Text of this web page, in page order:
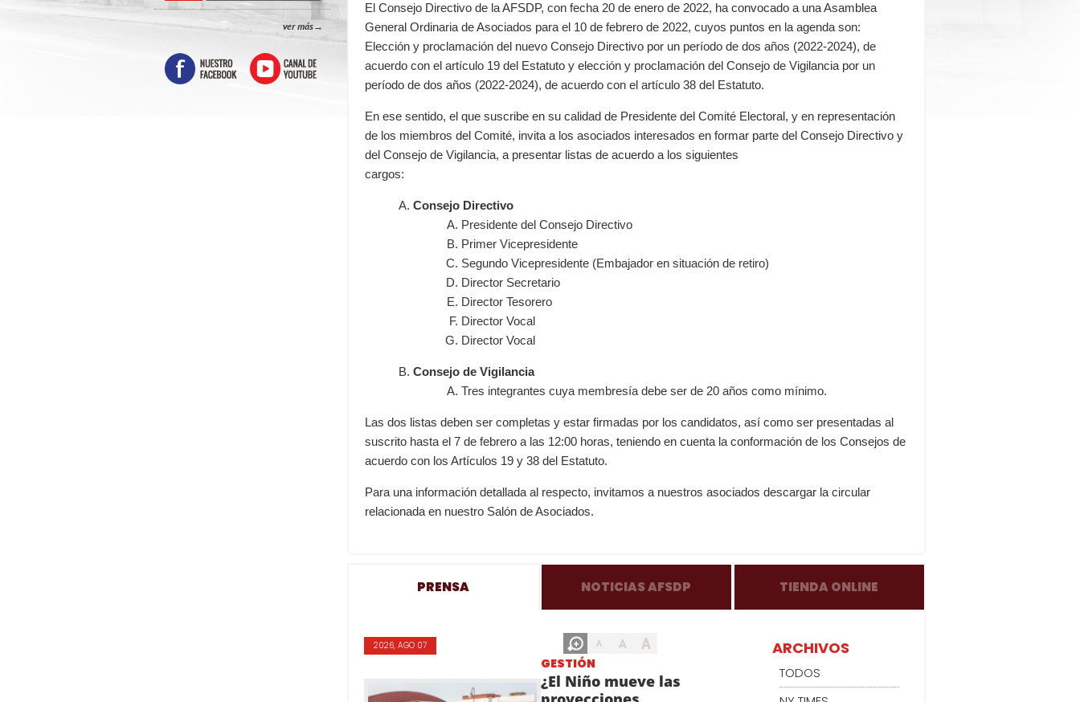
ver más
El Consejo Directivo de la AFSDP, con fecha 20 de enero de 2022, ha convocado a una Asamblea
General Ordinaria de Asociados para el 10 de febrero de 2022, cuyos puntos en la agenda son:
Elección y proclamación del nuevo Consejo Directivo por un período de dos años (2022-2024), de
acuerdo con el artículo 19 del Estatuto y elección y proclamación del Consejo de Vigilancia por un
período de dos años (2022-2024), de acuerdo con el artículo 38 del Estatuto.
En ese sentido, el que suscribe en su calidad de Presidente del Comité Electoral, y en representación
de los miembros del Comité, invita a los asociados interesados en formar parte del Consejo Directivo y
del Consejo de Vigilancia, a presentar listas de acuerdo a los siguientes
cargos:
Consejo Directivo
Presidente del Consejo Directivo
Primer Vicepresidente
Segundo Vicepresidente (Embajador en situación de retiro)
Director Secretario
Director Tesorero
Director Vocal
Director Vocal
Consejo de Vigilancia
Tres integrantes cuya membresía debe ser de 20 años como mínimo.
Las dos listas deben ser completas y estar firmadas por los candidatos, así como ser presentadas al
suscrito hasta el 7 de febrero a las 12:00 horas, teniendo en cuenta la conformación de los Consejos de
acuerdo con los Artículos 19 y 38 del Estatuto.
Para una información detallada al respecto, invitamos a nuestros asociados descargar la circular
relacionada en nuestro Salón de Asociados.
PRENSA NOTICIAS AFSDP TIENDA ONLINE
A A A
2026, AGO 07
GESTIÓN
¿El Niño mueve las
ARCHIVOS
TODOS